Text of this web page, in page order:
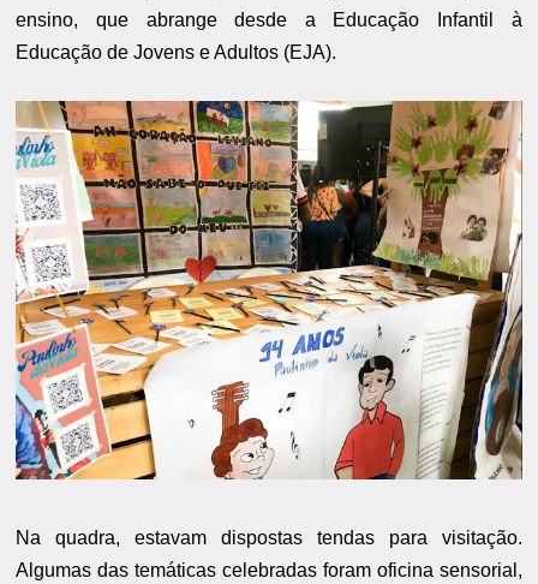
ensino, que abrange desde a Educação Infantil à
Educação de Jovens e Adultos (EJA).
Na quadra, estavam dispostas tendas para visitação.
Algumas das temáticas celebradas foram oficina sensorial,